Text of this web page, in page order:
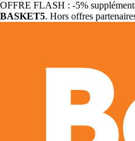
OFFRE FLASH : -5%
BASKET5. Hors offres